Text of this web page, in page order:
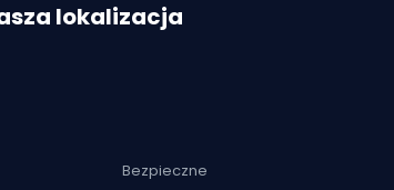
lokalizacja
Bezpieczne